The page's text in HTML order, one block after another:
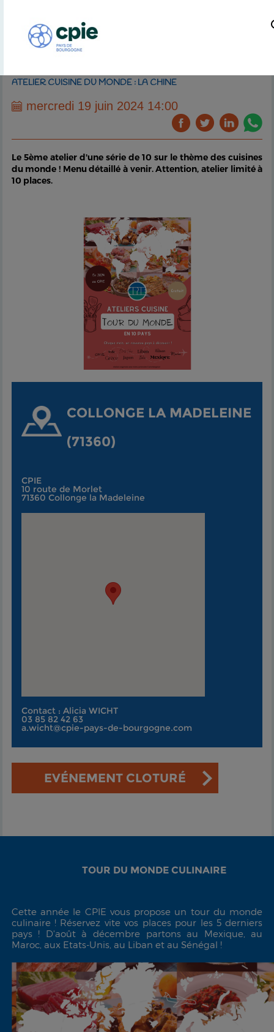
ATELIER CUISINE DU MONDE : LA CHINE
mercredi 19 juin 2024 14:00
Le 5ème atelier d'une série de 10 sur le thème des cuisines
du monde ! Menu détaillé à venir. Attention, atelier limité à
10 places.
COLLONGE LA MADELEINE
(71360)
CPIE
10 route de Morlet
71360 Collonge la Madeleine
Contact : Alicia WICHT
03 85 82 42 63
a.wicht@cpie-pays-de-bourgogne.com
EVÉNEMENT CLOTURÉ
TOUR DU MONDE CULINAIRE
Cette année le CPIE vous propose un tour du monde
culinaire ! Réservez vite vos places pour les 5 derniers
pays ! D'août à décembre partons au Mexique, au
Maroc, aux Etats-Unis, au Liban et au Sénégal !